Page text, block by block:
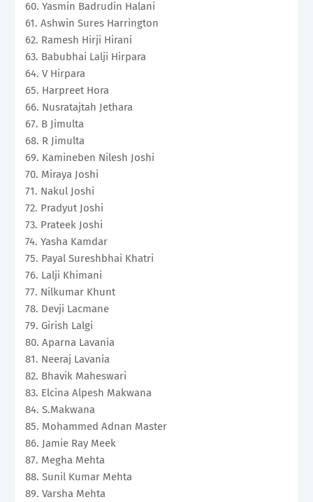
60. Yasmin Badrudin Halani
61. Ashwin Sures Harrington
62. Ramesh Hirji Hirani
63. Babubhai Lalji Hirpara
64. V Hirpara
65. Harpreet Hora
66. Nusratajtah Jethara
67. B Jimulta
68. R Jimulta
69. Kamineben Nilesh Joshi
70. Miraya Joshi
71. Nakul Joshi
72. Pradyut Joshi
73. Prateek Joshi
74. Yasha Kamdar
75. Payal Sureshbhai Khatri
76. Lalji Khimani
77. Nilkumar Khunt
78. Devji Lacmane
79. Girish Lalgi
80. Aparna Lavania
81. Neeraj Lavania
82. Bhavik Maheswari
83. Elcina Alpesh Makwana
84. S.Makwana
85. Mohammed Adnan Master
86. Jamie Ray Meek
87. Megha Mehta
88. Sunil Kumar Mehta
89. Varsha Mehta